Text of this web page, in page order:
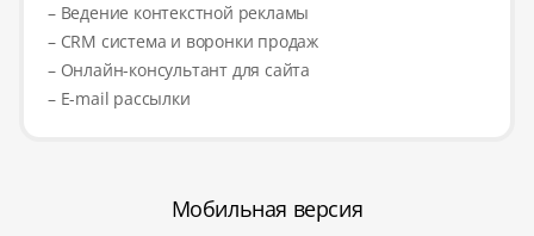
– Ведение контекстной рекламы
– CRM система и воронки продаж
– Онлайн-консультант для сайта
– E-mail рассылки
Мобильная версия